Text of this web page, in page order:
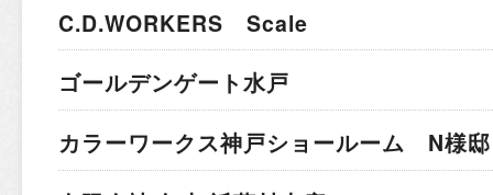
C.D.WORKERS Scale
ゴールデンゲート水戸
カラーワークス神戸ショールーム N様邸